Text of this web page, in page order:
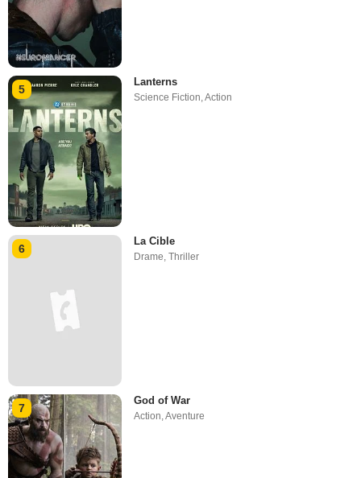
5
Lanterns
Science Fiction ,Action
6
La Cible
Drame,Thriller
7
God of War
Action,Aventure